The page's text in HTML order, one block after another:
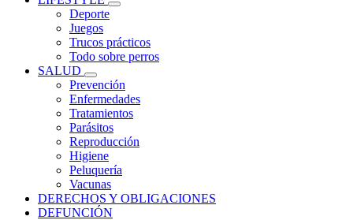
Deporte
Juegos
Trucos prácticos
Todo sobre perros
SALUD
Prevención
Enfermedades
Tratamientos
Parásitos
Reproducción
Higiene
Peluquería
Vacunas
DERECHOS Y OBLIGACIONES
DEFUNCIÓN